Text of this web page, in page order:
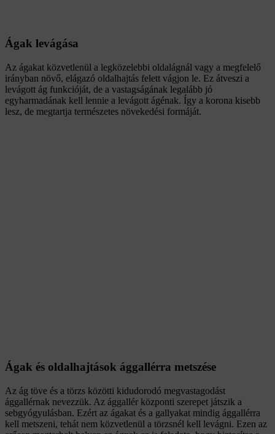
Ágak levágása
Az ágakat közvetlenül a legközelebbi oldalágnál vagy a megfelelő
irányban növő, elágazó oldalhajtás felett vágjon le. Ez átveszi a
levágott ág funkcióját, de a vastagságának legalább jó
egyharmadának kell lennie a levágott ágénak. Így a korona kisebb
lesz, de megtartja természetes növekedési formáját.
Ágak és oldalhajtások ággallérra metszése
Az ág töve és a törzs közötti kidudorodó megvastagodást
ággallérnak nevezzük. Az ággallér központi szerepet játszik a
sebgyógyulásban. Ezért az ágakat és a gallyakat mindig ággallérra
kell metszeni, tehát nem közvetlenül a törzsnél kell levágni. Ezen az